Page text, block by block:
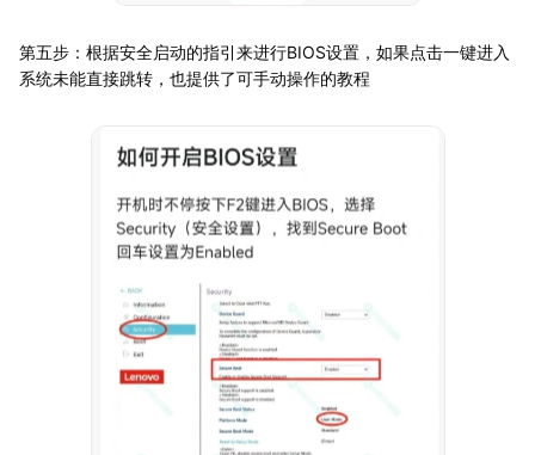
第五步：根据安全启动的指引来进行BIOS设置，如果点击一键进入
系统未能直接跳转，也提供了可手动操作的教程